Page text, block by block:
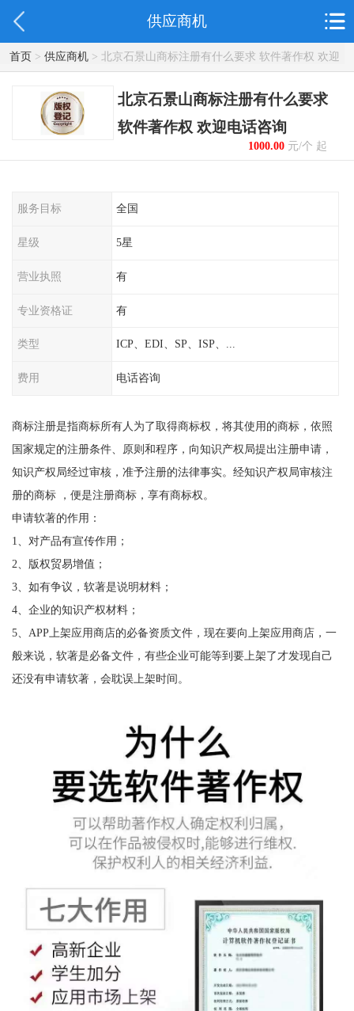
供应商机
首页> 供应商机> 北京石景山商标注册有什么要求 软件著作权 欢迎
电话咨询
北京石景山商标注册有什么要求
软件著作权 欢迎电话咨询
1000.00元/个 起
服务目标 全国
星级 5星
营业执照 有
专业资格证 有
类型 ICP、EDI、SP、ISP、...
费用 电话咨询
商标注册是指商标所有人为了取得商标权，将其使用的商标，依照
国家规定的注册条件、原则和程序，向知识产权局提出注册申请，
知识产权局经过审核，准予注册的法律事实。经知识产权局审核注
册的商标 ，便是注册商标，享有商标权。
申请软著的作用：
1、对产品有宣传作用；
2、版权贸易增值；
3、如有争议，软著是说明材料；
4、企业的知识产权材料；
5、APP上架应用商店的必备资质文件，现在要向上架应用商店，一
般来说，软著是必备文件，有些企业可能等到要上架了才发现自己
还没有申请软著，会耽误上架时间。